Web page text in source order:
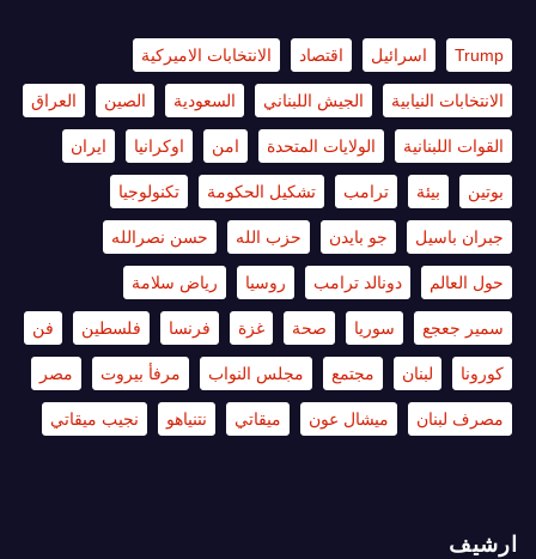
Trump اسرائيل اقتصاد الانتخابات الاميركية
الانتخابات النيابية الجيش اللبناني السعودية الصين العراق
القوات اللبنانية الولايات المتحدة امن اوكرانيا ايران
بوتين بيئة ترامب تشكيل الحكومة تكنولوجيا
جبران باسيل جو بايدن حزب الله حسن نصرالله
حول العالم دونالد ترامب روسيا رياض سلامة
سمير جعجع سوريا صحة غزة فرنسا فلسطين فن
كورونا لبنان مجتمع مجلس النواب مرفأ بيروت مصر
مصرف لبنان ميشال عون ميقاتي نتنياهو نجيب ميقاتي
ارشيف